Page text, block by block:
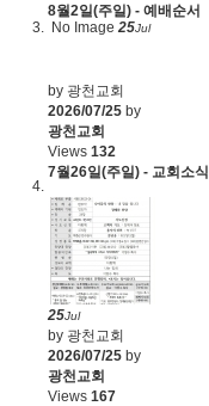
8월2일(주일) - 예배순서
No Image 25Jul
by 광천교회
2026/07/25 by
광천교회
Views 132
7월26일(주일) - 교회소식
25Jul
by 광천교회
2026/07/25 by
광천교회
Views 167